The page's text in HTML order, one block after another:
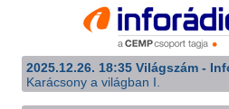
2025.12.26. 18:35 Világszám -
Karácsony a világban I.